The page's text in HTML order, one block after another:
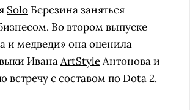
Solo Березина заняться
Во втором выпуске
и медведи» она оценила
ИванаArtStyleАнтонова и
встречу с составом по Dota 2.